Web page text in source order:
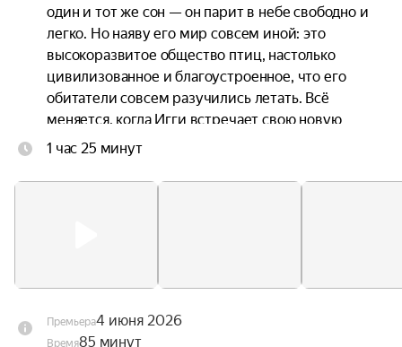
один и тот же сон — он парит в небе свободно и
легко. Но наяву его мир совсем иной: это
высокоразвитое общество птиц, настолько
цивилизованное и благоустроенное, что его
обитатели совсем разучились летать. Всё
меняется, когда Игги встречает свою новую
одноклассницу Ив, без ума влюблённую в
наконец обретает смелость взглянуть в глаза
1 час 25 минут
Премьера4 июня 2026
Время85 минут